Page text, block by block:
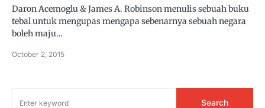
Daron Acemoglu & James A. Robinson menulis sebuah buku
tebal untuk mengupas mengapa sebenarnya sebuah negara
boleh maju…
October 2, 2015
Search